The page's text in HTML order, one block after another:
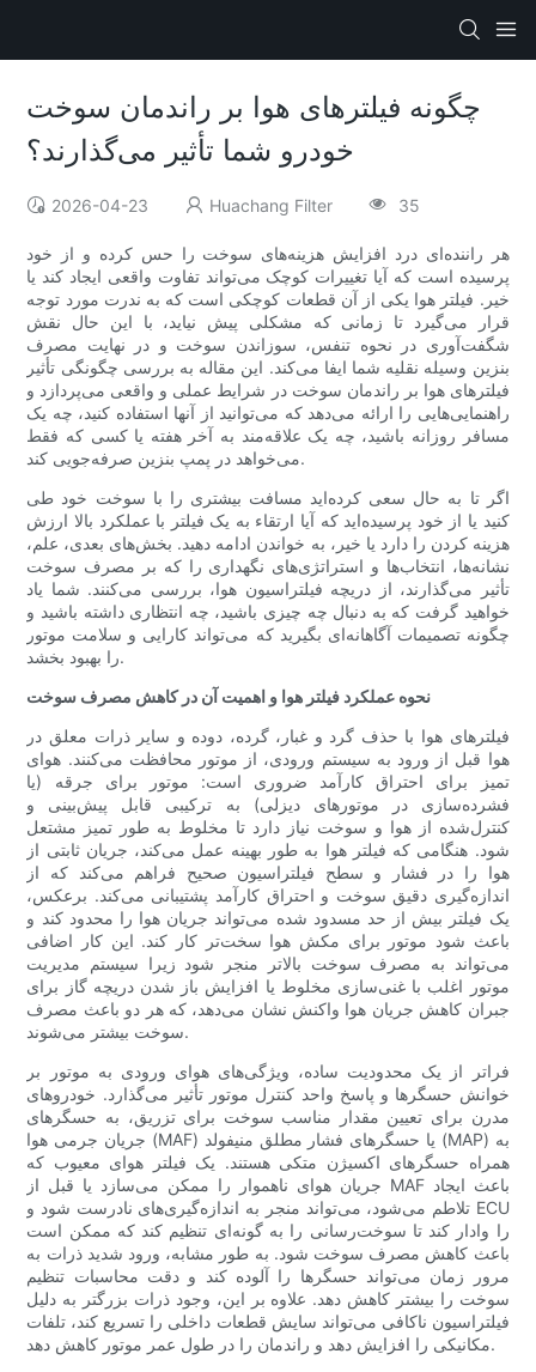
چگونه فیلترهای هوا بر راندمان سوخت
خودرو شما تأثیر می‌گذارند؟
2026-04-23 Huachang Filter 35
هر راننده‌ای درد افزایش هزینه‌های سوخت را حس کرده و از خود
پرسیده است که آیا تغییرات کوچک می‌تواند تفاوت واقعی ایجاد کند یا
خیر. فیلتر هوا یکی از آن قطعات کوچکی است که به ندرت مورد توجه
قرار می‌گیرد تا زمانی که مشکلی پیش نیاید، با این حال نقش
شگفت‌آوری در نحوه تنفس، سوزاندن سوخت و در نهایت مصرف
بنزین وسیله نقلیه شما ایفا می‌کند. این مقاله به بررسی چگونگی تأثیر
فیلترهای هوا بر راندمان سوخت در شرایط عملی و واقعی می‌پردازد و
راهنمایی‌هایی را ارائه می‌دهد که می‌توانید از آنها استفاده کنید، چه یک
مسافر روزانه باشید، چه یک علاقه‌مند به آخر هفته یا کسی که فقط
می‌خواهد در پمپ بنزین صرفه‌جویی کند.
اگر تا به حال سعی کرده‌اید مسافت بیشتری را با سوخت خود طی
کنید یا از خود پرسیده‌اید که آیا ارتقاء به یک فیلتر با عملکرد بالا ارزش
هزینه کردن را دارد یا خیر، به خواندن ادامه دهید. بخش‌های بعدی، علم،
نشانه‌ها، انتخاب‌ها و استراتژی‌های نگهداری را که بر مصرف سوخت
تأثیر می‌گذارند، از دریچه فیلتراسیون هوا، بررسی می‌کنند. شما یاد
خواهید گرفت که به دنبال چه چیزی باشید، چه انتظاری داشته باشید و
چگونه تصمیمات آگاهانه‌ای بگیرید که می‌تواند کارایی و سلامت موتور
را بهبود بخشد.
نحوه عملکرد فیلتر هوا و اهمیت آن در کاهش مصرف سوخت
فیلترهای هوا با حذف گرد و غبار، گرده، دوده و سایر ذرات معلق در
هوا قبل از ورود به سیستم ورودی، از موتور محافظت می‌کنند. هوای
تمیز برای احتراق کارآمد ضروری است: موتور برای جرقه (یا
فشرده‌سازی در موتورهای دیزلی) به ترکیبی قابل پیش‌بینی و
کنترل‌شده از هوا و سوخت نیاز دارد تا مخلوط به طور تمیز مشتعل
شود. هنگامی که فیلتر هوا به طور بهینه عمل می‌کند، جریان ثابتی از
هوا را در فشار و سطح فیلتراسیون صحیح فراهم می‌کند که از
اندازه‌گیری دقیق سوخت و احتراق کارآمد پشتیبانی می‌کند. برعکس،
یک فیلتر بیش از حد مسدود شده می‌تواند جریان هوا را محدود کند و
باعث شود موتور برای مکش هوا سخت‌تر کار کند. این کار اضافی
می‌تواند به مصرف سوخت بالاتر منجر شود زیرا سیستم مدیریت
موتور اغلب با غنی‌سازی مخلوط یا افزایش باز شدن دریچه گاز برای
جبران کاهش جریان هوا واکنش نشان می‌دهد، که هر دو باعث مصرف
سوخت بیشتر می‌شوند.
فراتر از یک محدودیت ساده، ویژگی‌های هوای ورودی به موتور بر
خوانش حسگرها و پاسخ واحد کنترل موتور تأثیر می‌گذارد. خودروهای
مدرن برای تعیین مقدار مناسب سوخت برای تزریق، به حسگرهای
جریان جرمی هوا (MAF) یا حسگرهای فشار مطلق منیفولد (MAP) به
همراه حسگرهای اکسیژن متکی هستند. یک فیلتر هوای معیوب که
جریان هوای ناهموار را ممکن می‌سازد یا قبل از MAF باعث ایجاد
تلاطم می‌شود، می‌تواند منجر به اندازه‌گیری‌های نادرست شود و ECU
را وادار کند تا سوخت‌رسانی را به گونه‌ای تنظیم کند که ممکن است
باعث کاهش مصرف سوخت شود. به طور مشابه، ورود شدید ذرات به
مرور زمان می‌تواند حسگرها را آلوده کند و دقت محاسبات تنظیم
سوخت را بیشتر کاهش دهد. علاوه بر این، وجود ذرات بزرگتر به دلیل
فیلتراسیون ناکافی می‌تواند سایش قطعات داخلی را تسریع کند، تلفات
مکانیکی را افزایش دهد و راندمان را در طول عمر موتور کاهش دهد.